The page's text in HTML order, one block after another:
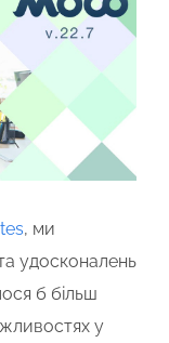
, ми
удосконалень
б більш
у